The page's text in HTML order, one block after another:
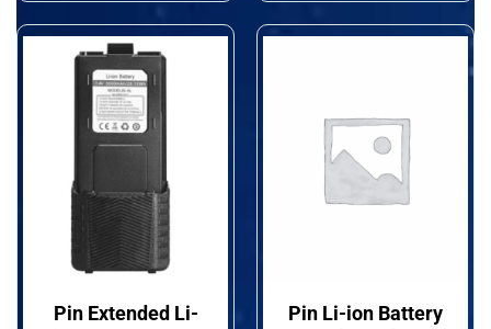
Pin Extended Li-
Pin Li-ion Battery